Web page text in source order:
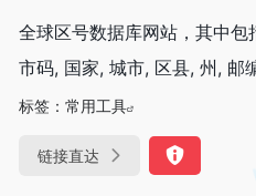
全球区号数据库网站，其中
市码, 国家, 城市, 区县, 州, 邮
标签： 常用工具
链接直达